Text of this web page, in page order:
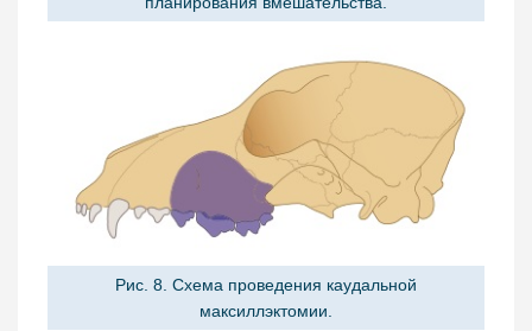
Рис. 8. Схема проведения каудальной
максиллэктомии.